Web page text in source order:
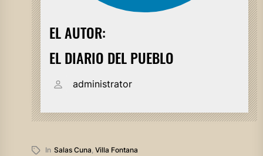
EL AUTOR:
EL DIARIO DEL PUEBLO
administrator
In Salas Cuna, Villa Fontana